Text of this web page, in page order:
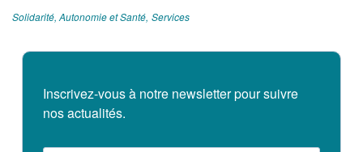
Les commissions
L'Assemblée départementale
Solidarité, Autonomie et Santé Services
Inscrivez-vous à notre newsletter pour suivre
nos actualités.